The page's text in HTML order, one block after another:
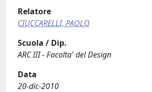
Relatore
CIUCCARELLI, PAOLO
Scuola / Dip.
ARC III - Facolta' del Design
Data
20-dic-2010